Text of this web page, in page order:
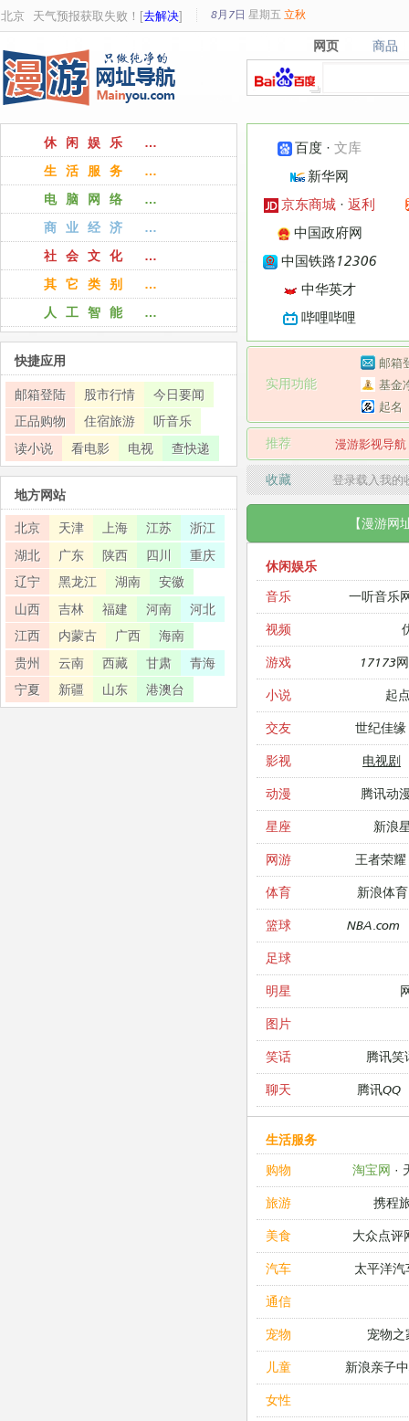
北京 天气预报获取失败！[去解决] 8月7日 星期五 立秋
网页
网页 商品
商品
百度 ·文库
新华网
京东商城 ·返利
中国政府网
中国铁路12306
中华英才
哔哩哔哩
实用功能
邮箱
基金
起名
推荐 漫游影视导航
收藏 登录载入我
【漫游网
休闲娱乐
音乐
一听音乐
视频
游戏 17173
小说 起
交友 世纪佳缘
影视 电视剧
动漫 腾讯动
星座 新浪
网游 王者荣耀
体育 新浪体育
篮球 NBA.com
足球
明星
图片
笑话 腾讯笑
聊天 腾讯QQ
生活服务
购物
淘宝网 ·
旅游 携程
美食 大众点评
汽车 太平洋汽
通信
宠物 宠物之
儿童 新浪亲子
女性
休闲娱乐 …
生活服务 …
电脑网络 …
商业经济 …
社会文化 …
其它类别 …
人工智能 …
快捷应用
邮箱登陆 股市行情
今日要闻
正品购物
住宿旅游
听音乐
读小说
看电影 电视 查快递
地方网站
北京 天津 上海 江苏
浙江
湖北
广东 陕西 四川
重庆
辽宁
黑龙江 湖南
安徽
山西
吉林 福建 河南
河北
江西
内蒙古 广西
海南
贵州
云南 西藏 甘肃
青海
宁夏
新疆 山东 港澳台